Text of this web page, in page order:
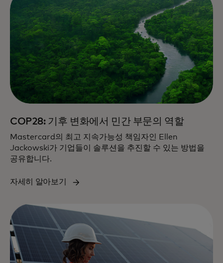
COP28: 기후 변화에서 민간 부문의 역할
Mastercard의 최고 지속가능성 책임자인 Ellen
Jackowski가 기업들이 솔루션을 추진할 수 있는 방법을
공유합니다.
자세히 알아보기